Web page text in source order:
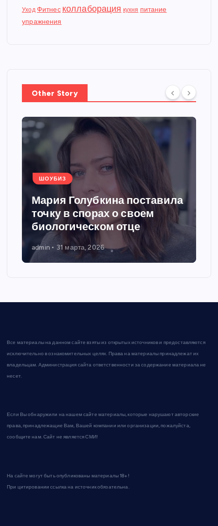
Уход Фитнес коллаборация кухня питание
упражнения
Other Story
ШОУБИЗ
Мария Голубкина поставила
точку в спорах о своем
биологическом отце
admin 31 марта, 2026
Все материалы на данном сайте взяты из открытых источников и предоставляются
исключительно в ознакомительных целях. Права на материалы принадлежат их
владельцам. Администрация сайта ответственности за содержание материала не
несет.
Если Вы обнаружили на нашем сайте материалы, которые нарушают авторские
права, принадлежащие Вам, Вашей компании или организации, пожалуйста,
сообщите нам. Сайт не является СМИ!
На сайте могут быть опубликованы материалы 18+!
При цитировании ссылка на источник обязательна.